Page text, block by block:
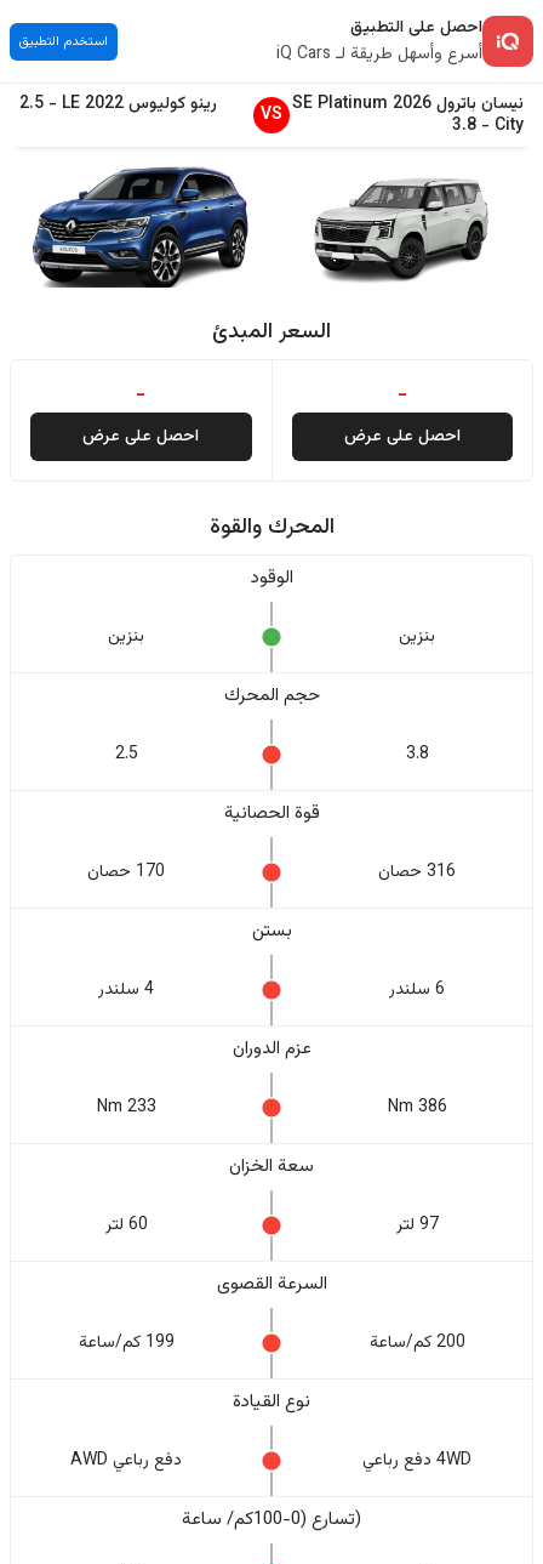
احصل على التطبيق
أسرع وأسهل طريقة لـ iQ Cars
استخدم التطبيق
نيسان باترول2026
SE Platinum
City
-
3.8
VS رينوكوليوس2022
LE
-
2.5
السعر المبدئ
-
احصل على عرض
-
احصل على عرض
المحرك والقوة
الوقود
بنزين بنزين
حجم المحرك
3.8
2.5
قوة الحصانية
316 حصان 170 حصان
بستن
6 سلندر 4 سلندر
عزم الدوران
386 Nm
233 Nm
سعة الخزان
97 لتر 60 لتر
السرعة القصوى
200 كم/ساعة 199 كم/ساعة
نوع القيادة
4WD دفع رباعي دفع رباعي AWD
(تسارع (0-100كم/ ساعة